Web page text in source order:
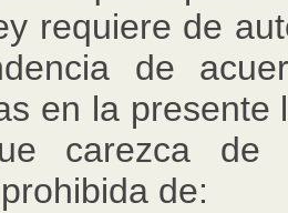
requiere de
de
en la presente
carezca de
de: